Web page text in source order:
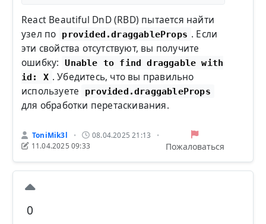
React Beautiful DnD (RBD) пытается найти
узел по
provided.draggableProps . Если
эти свойства отсутствуют, вы получите
ошибку:
Unable to find draggable with
id: X . Убедитесь, что вы правильно
используете
provided.draggableProps
для обработки перетаскивания.
ToniMik3l • 08.04.2025 21:13 •
11.04.2025 09:33 Пожаловаться
0